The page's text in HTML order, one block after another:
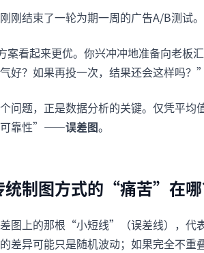
刚结束了一轮为期一周的广告A/B测试
案看起来更优。你兴冲冲地准备向老板
好？如果再投一次，结果还会这样吗？”
问题，正是数据分析的关键。仅凭平
靠性”——误差图。
统制图方式的“痛苦”在哪
图上的那根“小短线”（误差线），代
差异可能只是随机波动；如果完全不重